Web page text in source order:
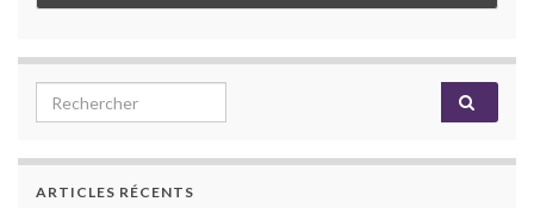
Search for:
ARTICLES RÉCENTS